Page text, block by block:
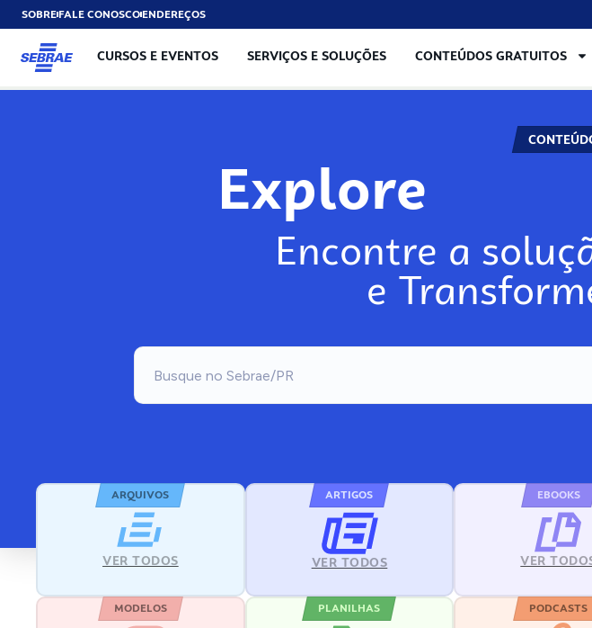
SOBREFALE CONOSCOENDEREÇOS
CURSOS E EVENTOS SERVIÇOS E SOLUÇÕES CONTEÚDOS GRATUITOS
Explore
Encontre a
e
ARQUIVOS
VER TODOS
ARTIGOS
VER TODOS
EBOOKS
VER
MODELOS PLANILHAS PODCASTS